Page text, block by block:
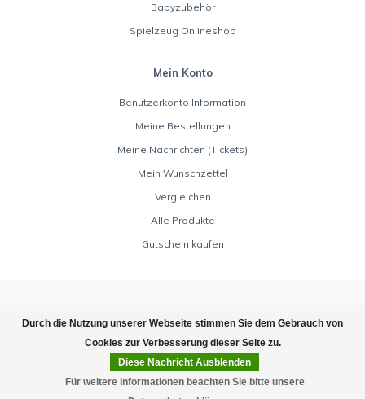
Durch die Nutzung unserer Webseite stimmen Sie dem Gebrauch von
Cookies zur Verbesserung dieser Seite zu.
Diese Nachricht Ausblenden
Für weitere Informationen beachten Sie bitte unsere
Babyzubehör
Spielzeug Onlineshop
Mein Konto
Benutzerkonto Information
Meine Bestellungen
Meine Nachrichten (Tickets)
Mein Wunschzettel
Vergleichen
Alle Produkte
Gutschein kaufen
© Copyright 2026 Rocket Toys - Powered by Lightspeed